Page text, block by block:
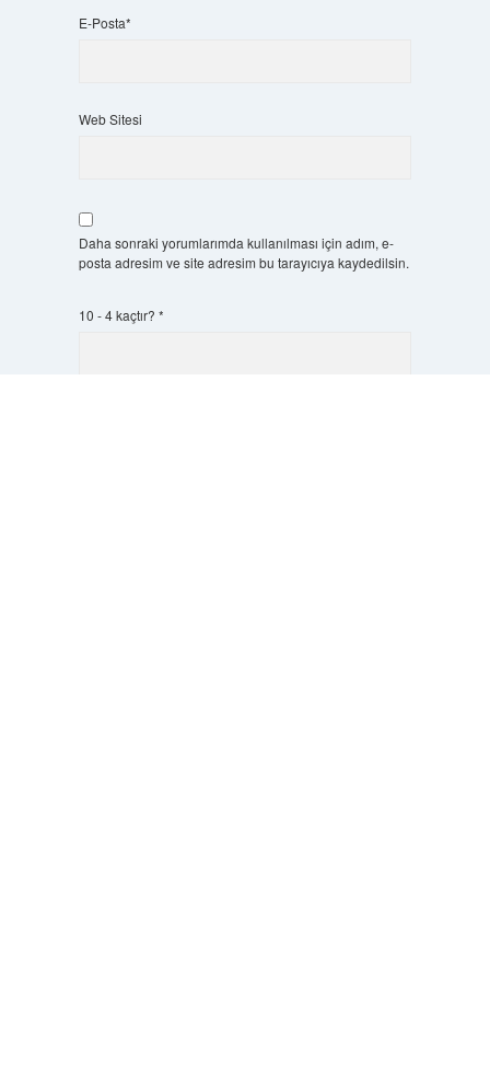
E-Posta*
Web Sitesi
Daha sonraki yorumlarımda kullanılması için adım, e-
posta adresim ve site adresim bu tarayıcıya kaydedilsin.
10 - 4 kaçtır? *